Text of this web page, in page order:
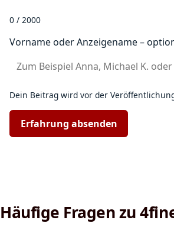
0 / 2000
Vorname oder Anzeigename –
Dein Beitrag wird vor der
Erfahrung absenden
Häufige Fragen zu